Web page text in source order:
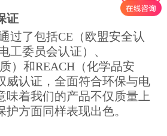
证
过了包括CE（欧盟安全认
工委员会认证）、
）和REACH（化学品安
威认证，全面符合环保与电
味着我们的产品不仅质量上
方面同样表现出色。